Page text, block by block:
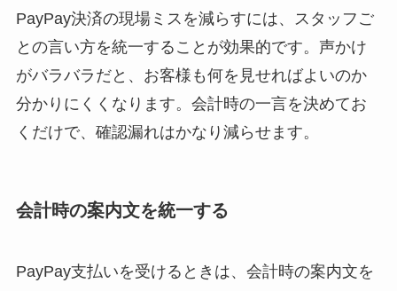
PayPay決済の現場ミスを減らすには、スタッフご
との言い方を統一することが効果的です。声かけ
がバラバラだと、お客様も何を見せればよいのか
分かりにくくなります。会計時の一言を決めてお
くだけで、確認漏れはかなり減らせます。
会計時の案内文を統一する
PayPay支払いを受けるときは、会計時の案内文を